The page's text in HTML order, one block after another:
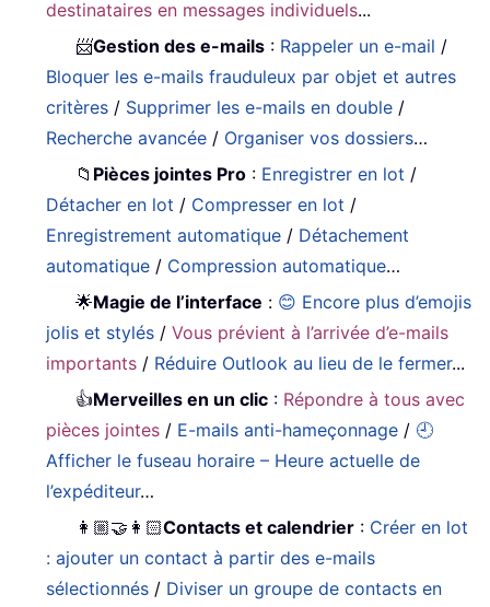
destinataires en messages individuels...
📨Gestion des e-mails : Rappeler un e-mail /
Bloquer les e-mails frauduleux par objet et autres
critères / Supprimer les e-mails en double /
Recherche avancée / Organiser vos dossiers…
📁 Pièces jointes Pro : Enregistrer en lot /
Détacher en lot / Compresser en lot /
Enregistrement automatique / Détachement
automatique / Compression automatique…
🌟Magie de l’interface : 😊 Encore plus d’emojis
jolis et stylés /Vous prévient à l’arrivée d’e-mails
importants / Réduire Outlook au lieu de le fermer...
👍Merveilles en un clic : Répondre à tous avec
pièces jointes / E-mails anti-hameçonnage / 🕘
Afficher le fuseau horaire – Heure actuelle de
l’expéditeur…
👩🏼‍🤝‍👩🏻Contacts et calendrier : Créer en lot
: ajouter un contact à partir des e-mails
sélectionnés / Diviser un groupe de contacts en